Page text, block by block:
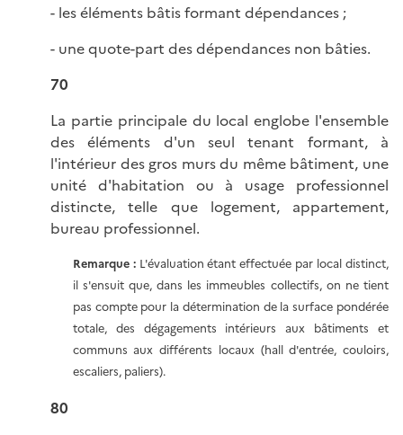
- les éléments bâtis formant dépendances ;
- une quote-part des dépendances non bâties.
70
La partie principale du local englobe l'ensemble
des éléments d'un seul tenant formant, à
l'intérieur des gros murs du même bâtiment, une
unité d'habitation ou à usage professionnel
distincte, telle que logement, appartement,
bureau professionnel.
Remarque : L'évaluation étant effectuée par local distinct,
il s'ensuit que, dans les immeubles collectifs, on ne tient
pas compte pour la détermination de la surface pondérée
totale, des dégagements intérieurs aux bâtiments et
communs aux différents locaux (hall d'entrée, couloirs,
escaliers, paliers).
80